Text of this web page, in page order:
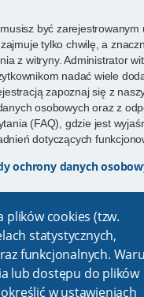
plików cookies (tzw.
statystycznych,
funkcjonalnych.
lub dostępu do plików
w ustawieniach
być zarejestrowanym
tylko chwilę, a
z witryny. Administrator
nadać wiele
zapoznaj się z
osobowych oraz z
(FAQ), gdzie jest
dotyczących
ochrony danych